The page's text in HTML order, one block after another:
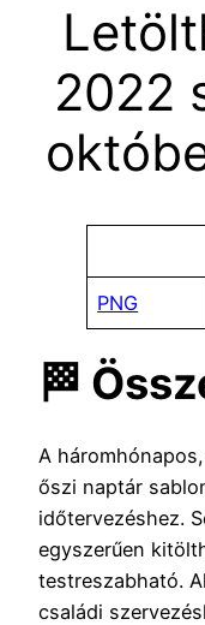
2022
PNG
🏁
A
őszi naptár
időtervezéshez.
egyszerűen
testreszabható.
családi